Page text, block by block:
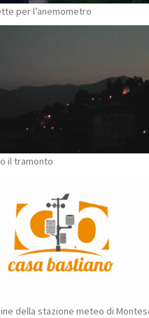
per l’anemometro
il tramonto
della stazione meteo di